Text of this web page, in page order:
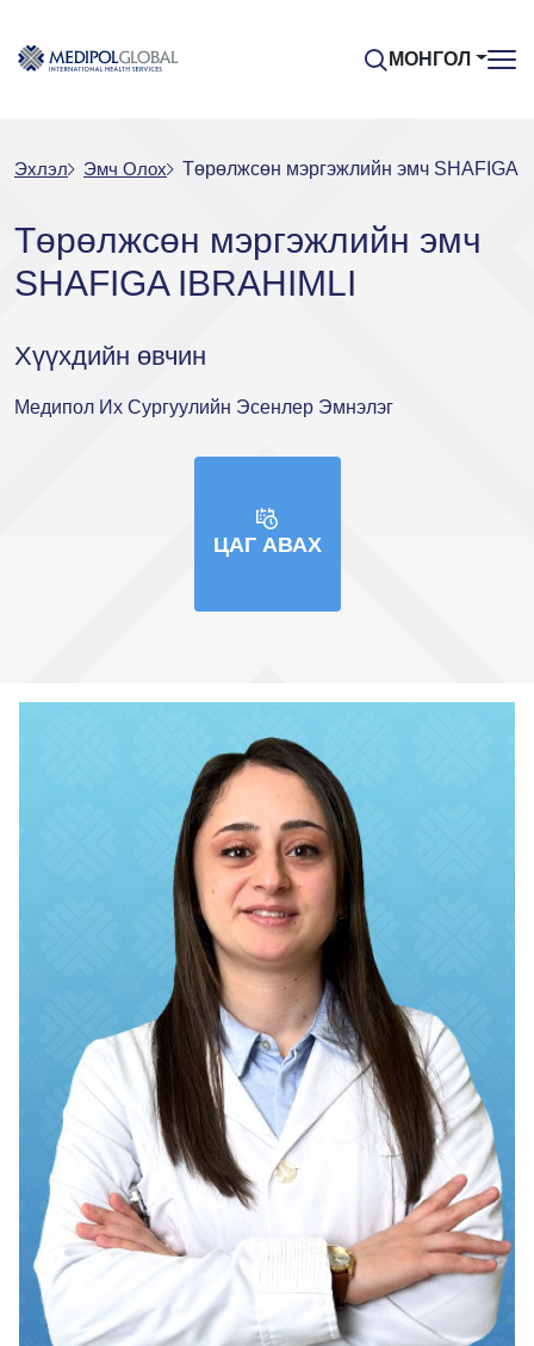
МОНГОЛ
Эхлэл Эмч Oлох Төрөлжсөн мэргэжлийн эмч SHAFIGA
Төрөлжсөн мэргэжлийн эмч
SHAFIGA IBRAHIMLI
Хүүхдийн өвчин
Медипол Их Сургуулийн Эсенлер Эмнэлэг
ЦАГ АВАХ